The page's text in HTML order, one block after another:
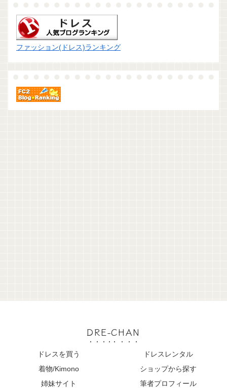
ファッション(ドレス)ランキング
DRE-CHAN
ドレスを買う
ドレスレンタル
着物/Kimono
ショップから探す
姉妹サイト
筆者プロフィール